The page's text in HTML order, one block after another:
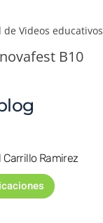
de Videos educativos
B10
Carrillo Ramirez